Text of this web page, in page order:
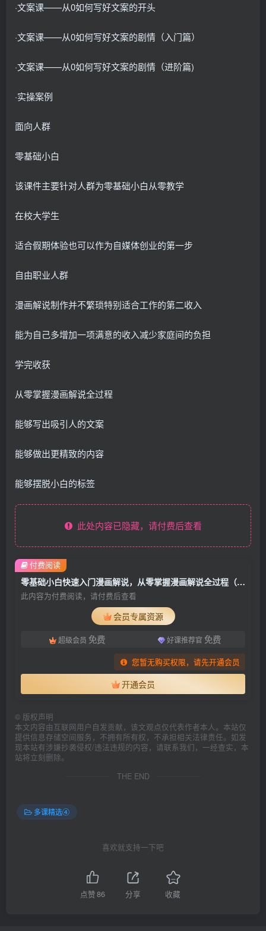
·文案课——从0如何写好文案的开头
·文案课——从0如何写好文案的剧情（入门篇）
·文案课——从0如何写好文案的剧情（进阶篇)
·实操案例
面向人群
零基础小白
该课件主要针对人群为零基础小白从零教学
在校大学生
适合假期体验也可以作为自媒体创业的第一步
自由职业人群
漫画解说制作并不繁琐特别适合工作的第二收入
能为自己多增加一项满意的收入减少家庭间的负担
学完收获
从零掌握漫画解说全过程
能够写出吸引人的文案
能够做出更精致的内容
能够摆脱小白的标签
此处内容已隐藏，请付费后查看
零基础小白快速入门漫画解说，从零掌握漫画解说全过程（9节视频课）
此内容为付费阅读，请付费后查看
会员专属资源
超级会员 免费 好课推荐官 免费
您暂无购买权限，请先开通会员
开通会员
付费阅读
© 版权声明
本文内容由互联网用户自发贡献，该文观点仅代表作者本人。本站仅
提供信息存储空间服务，不拥有所有权，不承担相关法律责任。如发
现本站有涉嫌抄袭侵权/违法违规的内容，请联系我们，一经查实，本
站将立刻删除。
THE END
多课精选④
喜欢就支持一下吧
点赞86 分享 收藏